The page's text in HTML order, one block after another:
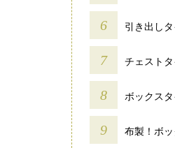
引き出し
チェスト
ボックス
布製！ボ